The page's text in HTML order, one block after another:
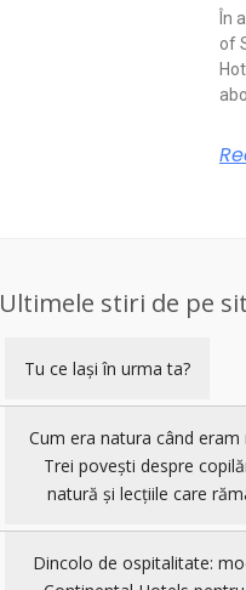
În
of
Ultimele stiri de pe
Tu ce lași în urma ta?
Cum era natura când eram
Trei povești despre
natură și lecțiile care
Dincolo de ospitalitate: